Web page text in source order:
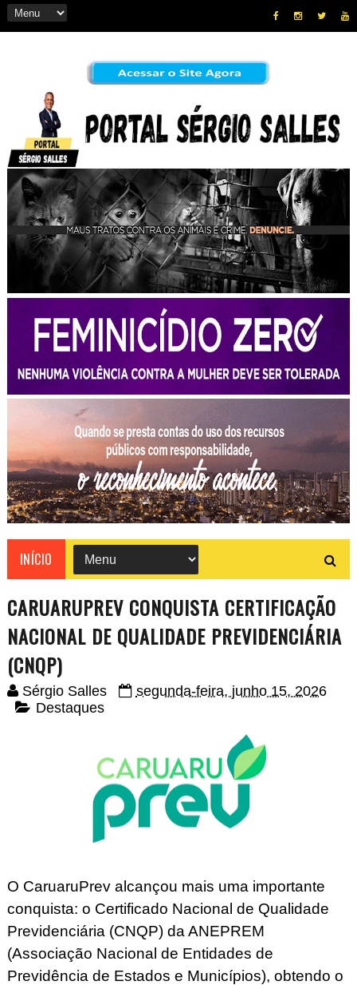
INÍCIO
CARUARUPREV CONQUISTA CERTIFICAÇÃO
NACIONAL DE QUALIDADE PREVIDENCIÁRIA
(CNQP)
Sérgio Salles
segunda-feira, junho 15, 2026
Destaques
O CaruaruPrev alcançou mais uma importante
conquista: o Certificado Nacional de Qualidade
Previdenciária (CNQP) da ANEPREM
(Associação Nacional de Entidades de
Previdência de Estados e Municípios), obtendo o